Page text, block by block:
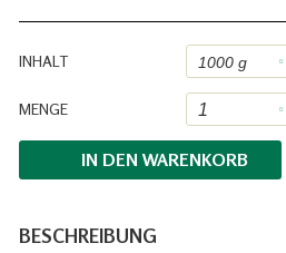
INHALT
MENGE
IN DEN WARENKORB
BESCHREIBUNG